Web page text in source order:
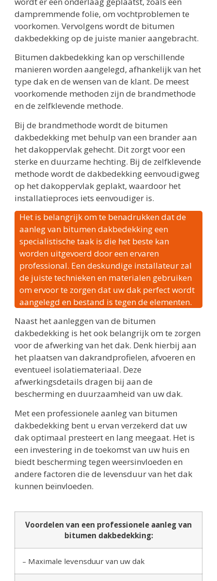
dampremmende folie, om vochtproblemen te
voorkomen. Vervolgens wordt de bitumen
dakbedekking op de juiste manier aangebracht.
Bitumen dakbedekking kan op verschillende
manieren worden aangelegd, afhankelijk van het
type dak en de wensen van de klant. De meest
voorkomende methoden zijn de brandmethode
en de zelfklevende methode.
Bij de brandmethode wordt de bitumen
dakbedekking met behulp van een brander aan
het dakoppervlak gehecht. Dit zorgt voor een
sterke en duurzame hechting. Bij de zelfklevende
methode wordt de dakbedekking eenvoudigweg
op het dakoppervlak geplakt, waardoor het
installatieproces iets eenvoudiger is.
Het is belangrijk om te benadrukken dat de
aanleg van bitumen dakbedekking een
specialistische taak is die het beste kan
worden uitgevoerd door een ervaren
professional. Een deskundige installateur zal
de juiste technieken en materialen gebruiken
om ervoor te zorgen dat uw dak perfect wordt
aangelegd en bestand is tegen de elementen.
Naast het aanleggen van de bitumen
dakbedekking is het ook belangrijk om te zorgen
voor de afwerking van het dak. Denk hierbij aan
het plaatsen van dakrandprofielen, afvoeren en
eventueel isolatiemateriaal. Deze
afwerkingsdetails dragen bij aan de
bescherming en duurzaamheid van uw dak.
Met een professionele aanleg van bitumen
dakbedekking bent u ervan verzekerd dat uw
dak optimaal presteert en lang meegaat. Het is
een investering in de toekomst van uw huis en
biedt bescherming tegen weersinvloeden en
andere factoren die de levensduur van het dak
kunnen beïnvloeden.
Voordelen van een professionele aanleg van
bitumen dakbedekking:
– Maximale levensduur van uw dak